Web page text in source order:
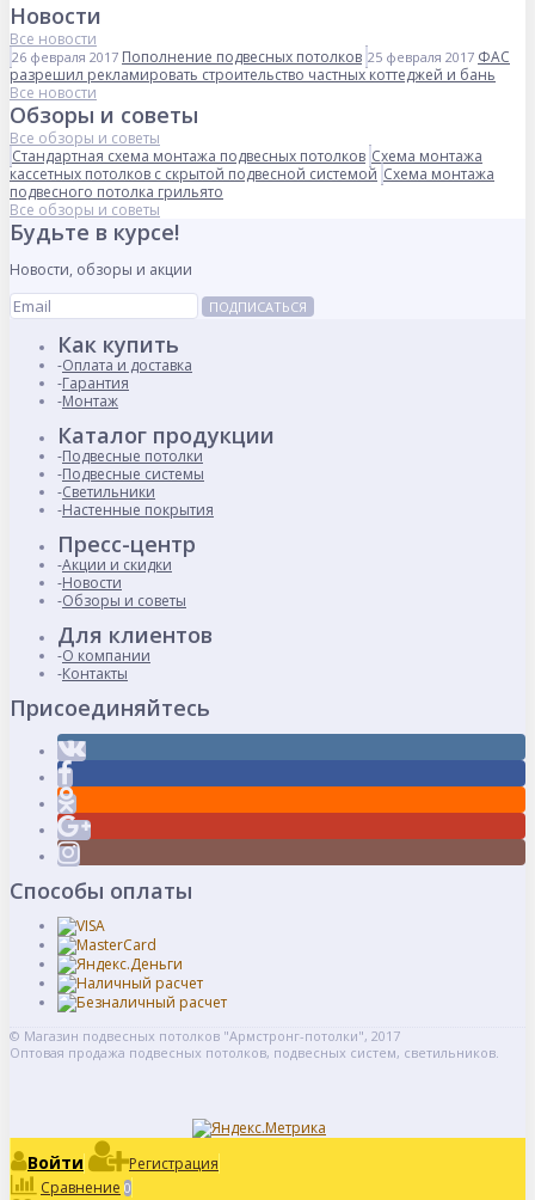
Новости
Все новости
26 февраля 2017 Пополнение подвесных потолков 25 февраля 2017 ФАС
разрешил рекламировать строительство частных коттеджей и бань
Все новости
Обзоры и советы
Все обзоры и советы
Стандартная схема монтажа подвесных потолков Схема монтажа
кассетных потолков с скрытой подвесной системой Схема монтажа
подвесного потолка грильято
Все обзоры и советы
Будьте в курсе!
Новости, обзоры и акции
ПОДПИСАТЬСЯ
Как купить
Оплата и доставка
Гарантия
Монтаж
Каталог продукции
Подвесные потолки
Подвесные системы
Светильники
Настенные покрытия
Пресс-центр
Акции и скидки
Новости
Обзоры и советы
Для клиентов
О компании
Контакты
Присоединяйтесь
Способы оплаты
© Магазин подвесных потолков "Армстронг-потолки", 2017
Оптовая продажа подвесных потолков, подвесных систем, светильников.
Войти
Регистрация
Сравнение 0